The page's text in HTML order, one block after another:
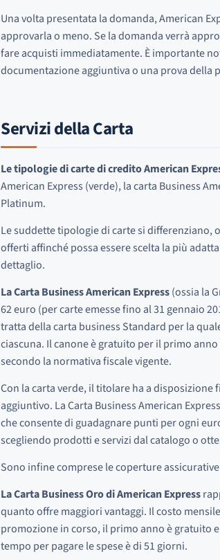
Una volta presentata la domanda, American
approvarla o meno. Se la domanda verrà
fare acquisti immediatamente. È importante
documentazione aggiuntiva o una prova della
Servizi della Carta
Le tipologie di carte di credito American
American Express (verde), la carta Business
Platinum.
Le suddette tipologie di carte si differenziano,
offerti affinché possa essere scelta la più
dettaglio.
La Carta Business American Express(ossia la
62 euro (per carte emesse fino al 31 gennaio
tratta della carta business Standard per la
ciascuna. Il canone è gratuito per il primo
secondo la normativa fiscale vigente.
Con la carta verde, il titolare ha a disposizione
aggiuntivo. La Carta Business American
che consente di guadagnare punti per ogni
scegliendo prodotti e servizi dal catalogo o
Sono infine comprese le coperture
La Carta Business Oro di American Express
quanto offre maggiori vantaggi. Il costo
promozione in corso, il primo anno è gratuito
tempo per pagare le spese è di 51 giorni.